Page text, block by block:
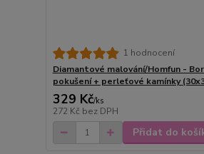
1 hodnocení
Diamantové malování/Homfun -
pokušení + perleťové kamínky
329 Kč/ks
272 Kč bez DPH
Přidat do